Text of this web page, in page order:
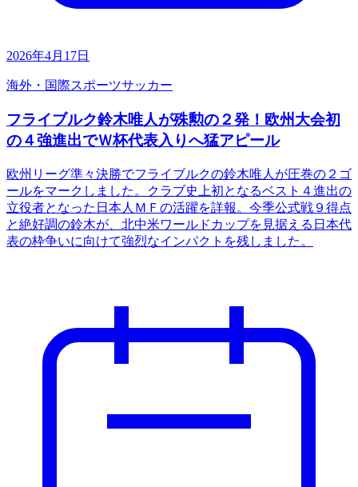
2026年4月17日
海外・国際スポーツサッカー
フライブルク鈴木唯人が殊勲の２発！欧州大会初
の４強進出でＷ杯代表入りへ猛アピール
欧州リーグ準々決勝でフライブルクの鈴木唯人が圧巻の２ゴ
ールをマークしました。クラブ史上初となるベスト４進出の
立役者となった日本人ＭＦの活躍を詳報。今季公式戦９得点
と絶好調の鈴木が、北中米ワールドカップを見据える日本代
表の枠争いに向けて強烈なインパクトを残しました。